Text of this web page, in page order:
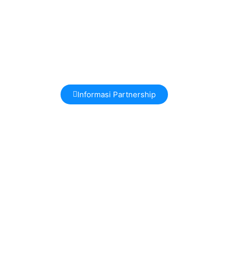
Informasi Partnership